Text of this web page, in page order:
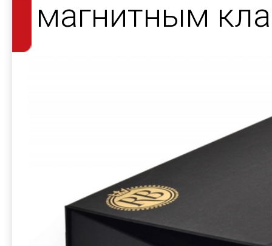
магнитным